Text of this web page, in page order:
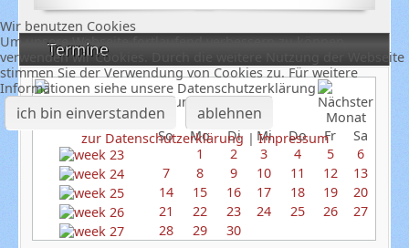
Termine
Juni 2026
So
Mo Di Mi Do Fr
Sa
1
2 3 4 5
6
7
8 9 10 11 12
13
14
15 16 17 18 19
20
21
22 23 24 25 26
27
28
29 30
Wir benutzen Cookies
Um unsere Webseite fortlaufend verbessern zu können,
verwenden wir Cookies. Durch die weitere Nutzung der Webseite
stimmen Sie der Verwendung von Cookies zu. Für weitere
Informationen siehe unsere Datenschutzerklärung
ich bin einverstanden ablehnen
zur Datenschutzerklärung |Impressum